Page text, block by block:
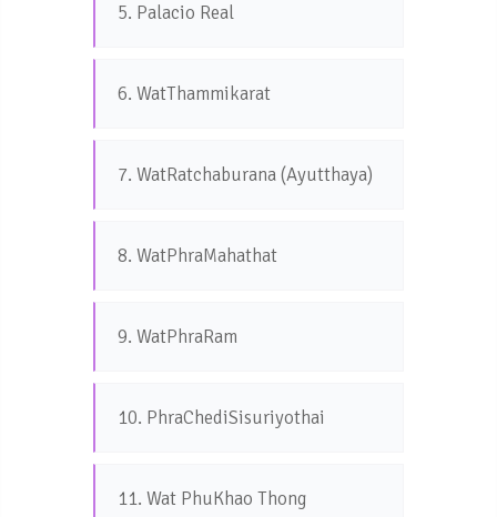
5. Palacio Real
6. WatThammikarat
7. WatRatchaburana (Ayutthaya)
8. WatPhraMahathat
9. WatPhraRam
10. PhraChediSisuriyothai
11. Wat PhuKhao Thong